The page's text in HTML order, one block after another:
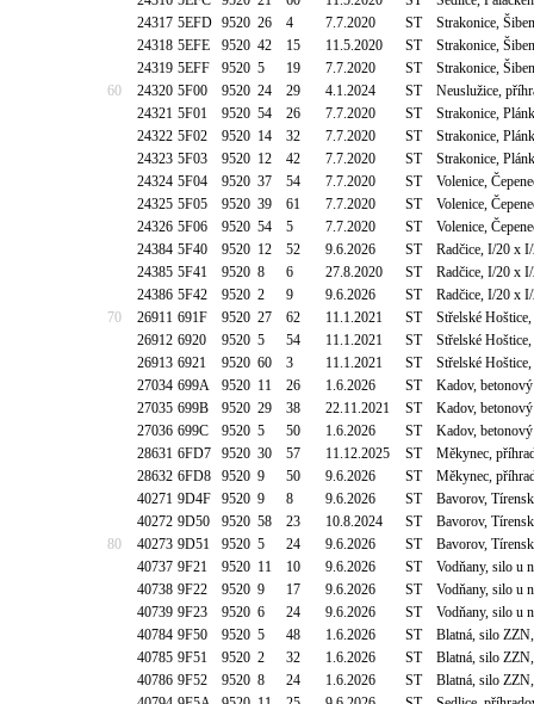
24317 5EFD 9520 26 4 7.7.2020 ST
Strakonice,
24318 5EFE 9520 42 15 11.5.2020 ST
Strakonice,
24319 5EFF 9520 5 19 7.7.2020 ST
Strakonice,
60
24320 5F00 9520 24 29 4.1.2024 ST
Neuslužice,
24321 5F01 9520 54 26 7.7.2020 ST
Strakonice,
24322 5F02 9520 14 32 7.7.2020 ST
Strakonice,
24323 5F03 9520 12 42 7.7.2020 ST
Strakonice,
24324 5F04 9520 37 54 7.7.2020 ST
Volenice,
24325 5F05 9520 39 61 7.7.2020 ST
Volenice,
24326 5F06 9520 54 5 7.7.2020 ST
Volenice,
24384 5F40 9520 12 52 9.6.2026 ST
Radčice, I/20 x
24385 5F41 9520 8 6 27.8.2020 ST
Radčice, I/20 x
24386 5F42 9520 2 9 9.6.2026 ST
Radčice, I/20 x
70
26911 691F 9520 27 62 11.1.2021 ST
Střelské
26912 6920 9520 5 54 11.1.2021 ST
Střelské
26913 6921 9520 60 3 11.1.2021 ST
Střelské
27034 699A 9520 11 26 1.6.2026 ST
Kadov,
27035 699B 9520 29 38 22.11.2021 ST
Kadov,
27036 699C 9520 5 50 1.6.2026 ST
Kadov,
28631 6FD7 9520 30 57 11.12.2025 ST
Měkynec,
28632 6FD8 9520 9 50 9.6.2026 ST
Měkynec,
40271 9D4F 9520 9 8 9.6.2026 ST
Bavorov,
40272 9D50 9520 58 23 10.8.2024 ST
Bavorov,
80
40273 9D51 9520 5 24 9.6.2026 ST
Bavorov,
40737 9F21 9520 11 10 9.6.2026 ST
Vodňany, silo u
40738 9F22 9520 9 17 9.6.2026 ST
Vodňany, silo u
40739 9F23 9520 6 24 9.6.2026 ST
Vodňany, silo u
40784 9F50 9520 5 48 1.6.2026 ST
Blatná, silo
40785 9F51 9520 2 32 1.6.2026 ST
Blatná, silo
40786 9F52 9520 8 24 1.6.2026 ST
Blatná, silo